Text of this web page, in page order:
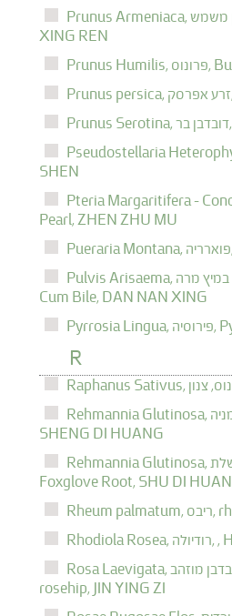
Prunus Armeniaca,
XING REN
Prunus Humilis,
פרונוס,
Prunus persica,
זרע אפרסק,
Prunus Serotina,
דובדבן בר,
Pseudostellaria
SHEN
Pteria Margaritifera -
Pearl, ZHEN ZHU MU
Pueraria Montana,
פוארריה,
Pulvis Arisaema,
Cum Bile, DAN NAN XING
Pyrrosia Lingua,
פירוסיה,
R
Raphanus Sativus,
Rehmannia Glutinosa,
SHENG DI HUANG
Rehmannia Glutinosa,
Foxglove Root, SHU DI
Rheum palmatum,
ריבס,
Rhodiola Rosea,
רודיולה, ,
Rosa Laevigata,
rosehip, JIN YING ZI